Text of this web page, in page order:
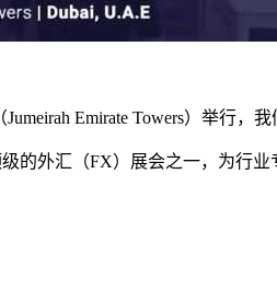
Emirate Towers）举行，
外汇（FX）展会之一，为行